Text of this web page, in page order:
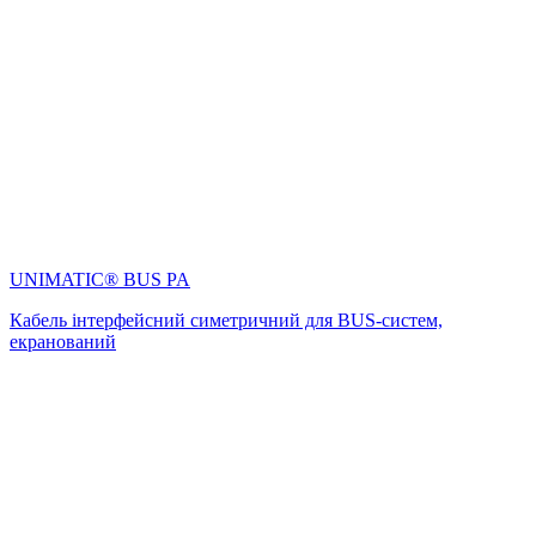
UNIMATIC® BUS PA
Кабель інтерфейсний симетричний для BUS-систем,
екранований